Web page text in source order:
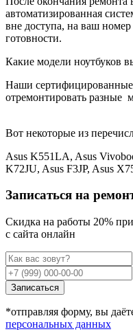
автоматизированная
вне доступа, на ваш
готовности.
Какие модели ноутбуков
Наши
отремонтировать разные
Вот некоторые из
Asus K551LA, Asus
K72JU, Asus F3JP, Asus
Записаться на
Cкидка на работы 20% при
с сайта онлайн
Записаться
*отправляя форму, вы
персональных данных